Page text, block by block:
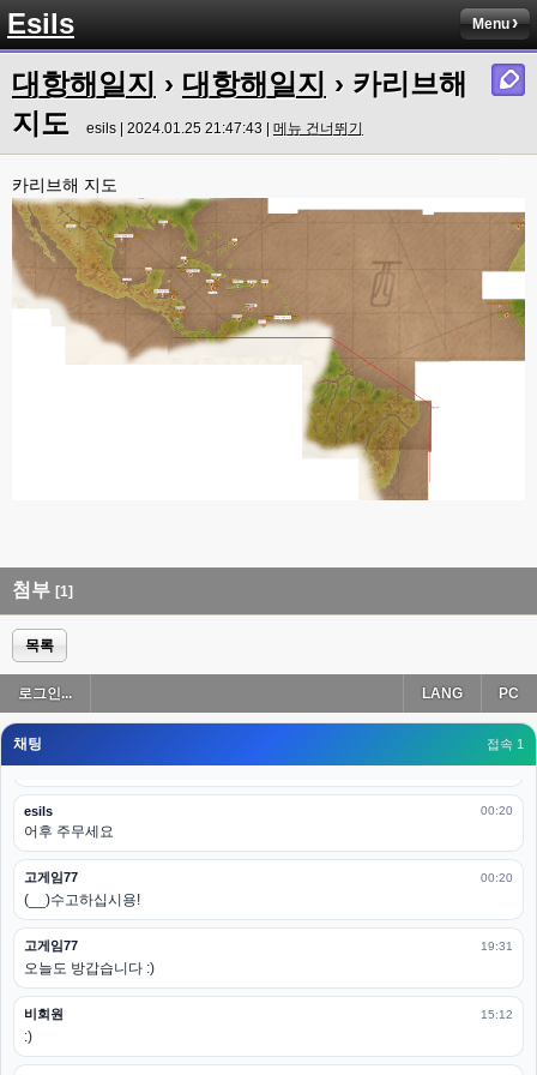
Esils Menu
대항해일지 › 대항해일지 › 카리브해
지도
esils | 2024.01.25 21:47:43 | 메뉴 건너뛰기
카리브해 지도
첨부 [1]
목록
로그인... PC
LANG
채팅 접속 1
esils 00:16
채팅치믄 바로 반영 정상 ㅋ
고게임77 00:17
접속자는 ip당 1명인가 보네요. 다른 브로우저로 접속해도 3명인거보면
esils 00:17
esils 00:18
폰으로 접속해보니 3이 되는데
esils
나가도 3이네 하핫 ...
ㅋㅋㅋㅋㅋㅋㅋㅋ
이게 db 접속자수로 잡는형태로 해서 그런가 ;;
아 이제 2로 돌아왔군요
esils 00:19
다 펼쳐두면 너무길어서 ..
esils 00:19
모바일로 보는데도 좀 불편하더라구요
고게임77 00:19
아 ㅋㅋ 내일도 심심하면 들리겠습니다. 벌써 12시가 넘었었네요
esils 00:20
어후 주무세요
고게임77 00:20
(__)수고하십시용!
고게임77 19:31
오늘도 방갑습니다 :)
비회원 15:12
:)